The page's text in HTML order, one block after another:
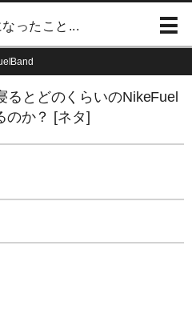
ったこと...
るとどのくらいのNikeFuel
のか？ [ネタ]